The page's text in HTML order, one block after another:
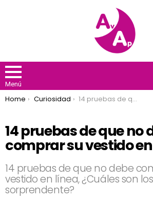
Menú
You are here:
Home Curiosidad 14 pruebas de que no debe comprar su vestido en línea
14 pruebas de que no
comprar su vestido
14 pruebas de que no debe
vestido en línea, ¿Cuáles son
sorprendente?